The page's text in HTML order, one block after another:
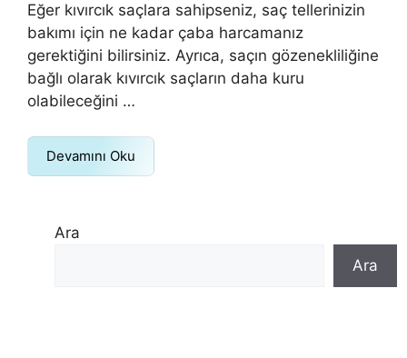
Eğer kıvırcık saçlara sahipseniz, saç tellerinizin
bakımı için ne kadar çaba harcamanız
gerektiğini bilirsiniz. Ayrıca, saçın gözenekliliğine
bağlı olarak kıvırcık saçların daha kuru
olabileceğini …
Devamını Oku
Ara
Ara